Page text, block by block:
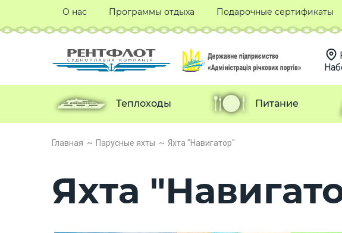
Главная Парусные яхты Яхта "Навигатор"
Яхта
О нас Программы отдыха Подарочные сертификаты
Теплоходы Питание